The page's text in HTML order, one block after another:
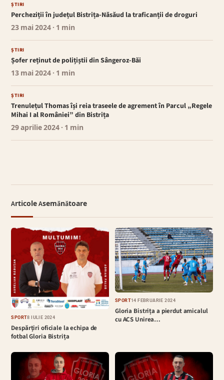
ȘTIRI
Percheziții în județul Bistrița-Năsăud la traficanții de droguri
23 mai 2024 · 1 min
ȘTIRI
Șofer reținut de polițiștii din Sângeroz-Băi
13 mai 2024 · 1 min
ȘTIRI
Trenulețul Thomas își reia traseele de agrement în Parcul „Regele
Mihai I al României” din Bistrița
29 aprilie 2024 · 1 min
Articole Asemănătoare
SPORT8 IULIE 2024
Despărțiri oficiale la echipa de
fotbal Gloria Bistrița
SPORT14 FEBRUARIE 2024
Gloria Bistrița a pierdut amicalul
cu ACS Unirea…